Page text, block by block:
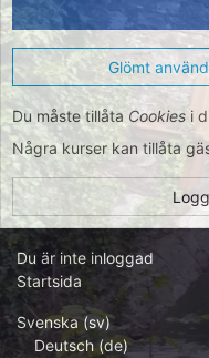
Glömt
Du måste tillåta Cookiesi
Några kurser kan tillåta
Du är inte inloggad
Startsida
Svenska ‎(sv)‎
Deutsch ‎(de)‎